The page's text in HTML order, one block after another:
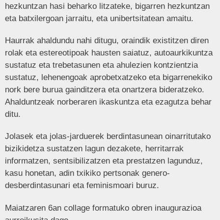
hezkuntzan hasi beharko litzateke, bigarren hezkuntzan
eta batxilergoan jarraitu, eta unibertsitatean amaitu.
Haurrak ahaldundu nahi ditugu, oraindik existitzen diren
rolak eta estereotipoak hausten saiatuz, autoaurkikuntza
sustatuz eta trebetasunen eta ahulezien kontzientzia
sustatuz, lehenengoak aprobetxatzeko eta bigarrenekiko
nork bere burua gainditzera eta onartzera bideratzeko.
Ahalduntzeak norberaren ikaskuntza eta ezagutza behar
ditu.
Jolasek eta jolas-jarduerek berdintasunean oinarritutako
bizikidetza sustatzen lagun dezakete, herritarrak
informatzen, sentsibilizatzen eta prestatzen lagunduz,
kasu honetan, adin txikiko pertsonak genero-
desberdintasunari eta feminismoari buruz.
Maiatzaren 6an collage formatuko obren inaugurazioa